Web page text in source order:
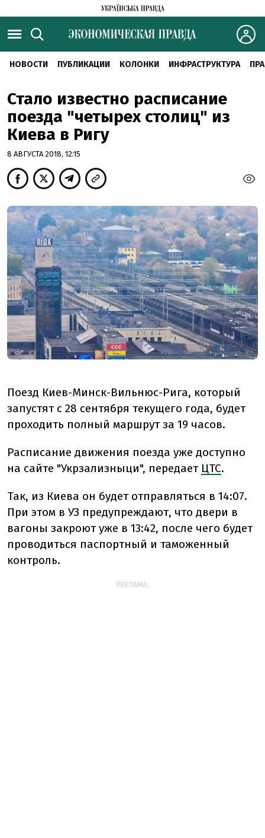
НОВОСТИ ПУБЛИКАЦИИ КОЛОНКИ ИНФРАСТРУКТУРА
Стало известно расписание
поезда "четырех столиц" из
Киева в Ригу
8 АВГУСТА 2018, 12:15
Поезд Киев-Минск-Вильнюс-Рига, который
запустят с 28 сентября текущего года, будет
проходить полный маршрут за 19 часов.
Расписание движения поезда уже доступно
на сайте "Укрзализныци", передает ЦТС.
Так, из Киева он будет отправляться в 14:07.
При этом в УЗ предупреждают, что двери в
вагоны закроют уже в 13:42, после чего будет
проводиться паспортный и таможенный
контроль.
РЕКЛАМА: